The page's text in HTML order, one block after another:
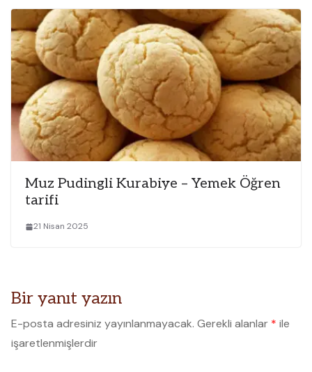
Muz Pudingli Kurabiye – Yemek Öğren
tarifi
21 Nisan 2025
Bir yanıt yazın
E-posta adresiniz yayınlanmayacak. Gerekli alanlar * ile
işaretlenmişlerdir